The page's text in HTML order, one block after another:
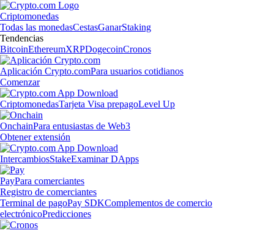
Criptomonedas
Todas las monedasCestasGanarStaking
Tendencias
BitcoinEthereumXRPDogecoinCronos
Aplicación Crypto.comPara usuarios cotidianos
Comenzar
CriptomonedasTarjeta Visa prepagoLevel Up
OnchainPara entusiastas de Web3
Obtener extensión
IntercambiosStakeExaminar DApps
PayPara comerciantes
Registro de comerciantes
Terminal de pagoPay SDKComplementos de comercio
electrónicoPredicciones